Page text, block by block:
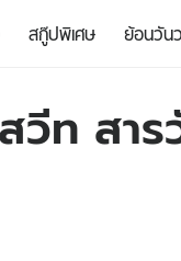
ดวง - ตรวจหวย
สถิติหวยไทย
สกู๊ปพิเศษ ย้อนวัน
ท สาร